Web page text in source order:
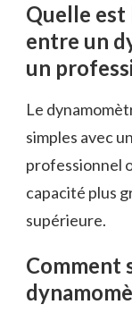
Quelle
entre un
un
Le
simples avec
professionnel
capacité plus
supérieure.
Comment